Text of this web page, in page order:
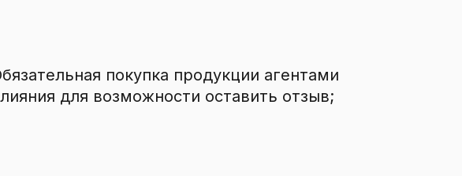
покупка продукции агентами
для возможности оставить отзыв;